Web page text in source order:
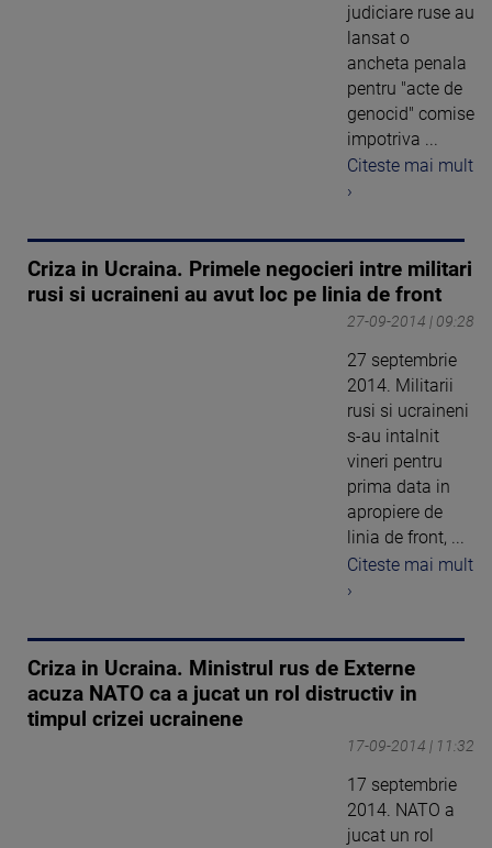
judiciare ruse au
lansat o
ancheta penala
pentru "acte de
genocid" comise
impotriva ...
Citeste mai mult
›
Criza in Ucraina. Primele negocieri intre militari
rusi si ucraineni au avut loc pe linia de front
27-09-2014 | 09:28
27 septembrie
2014. Militarii
rusi si ucraineni
s-au intalnit
vineri pentru
prima data in
apropiere de
linia de front, ...
Citeste mai mult
›
Criza in Ucraina. Ministrul rus de Externe
acuza NATO ca a jucat un rol distructiv in
timpul crizei ucrainene
17-09-2014 | 11:32
17 septembrie
2014. NATO a
jucat un rol